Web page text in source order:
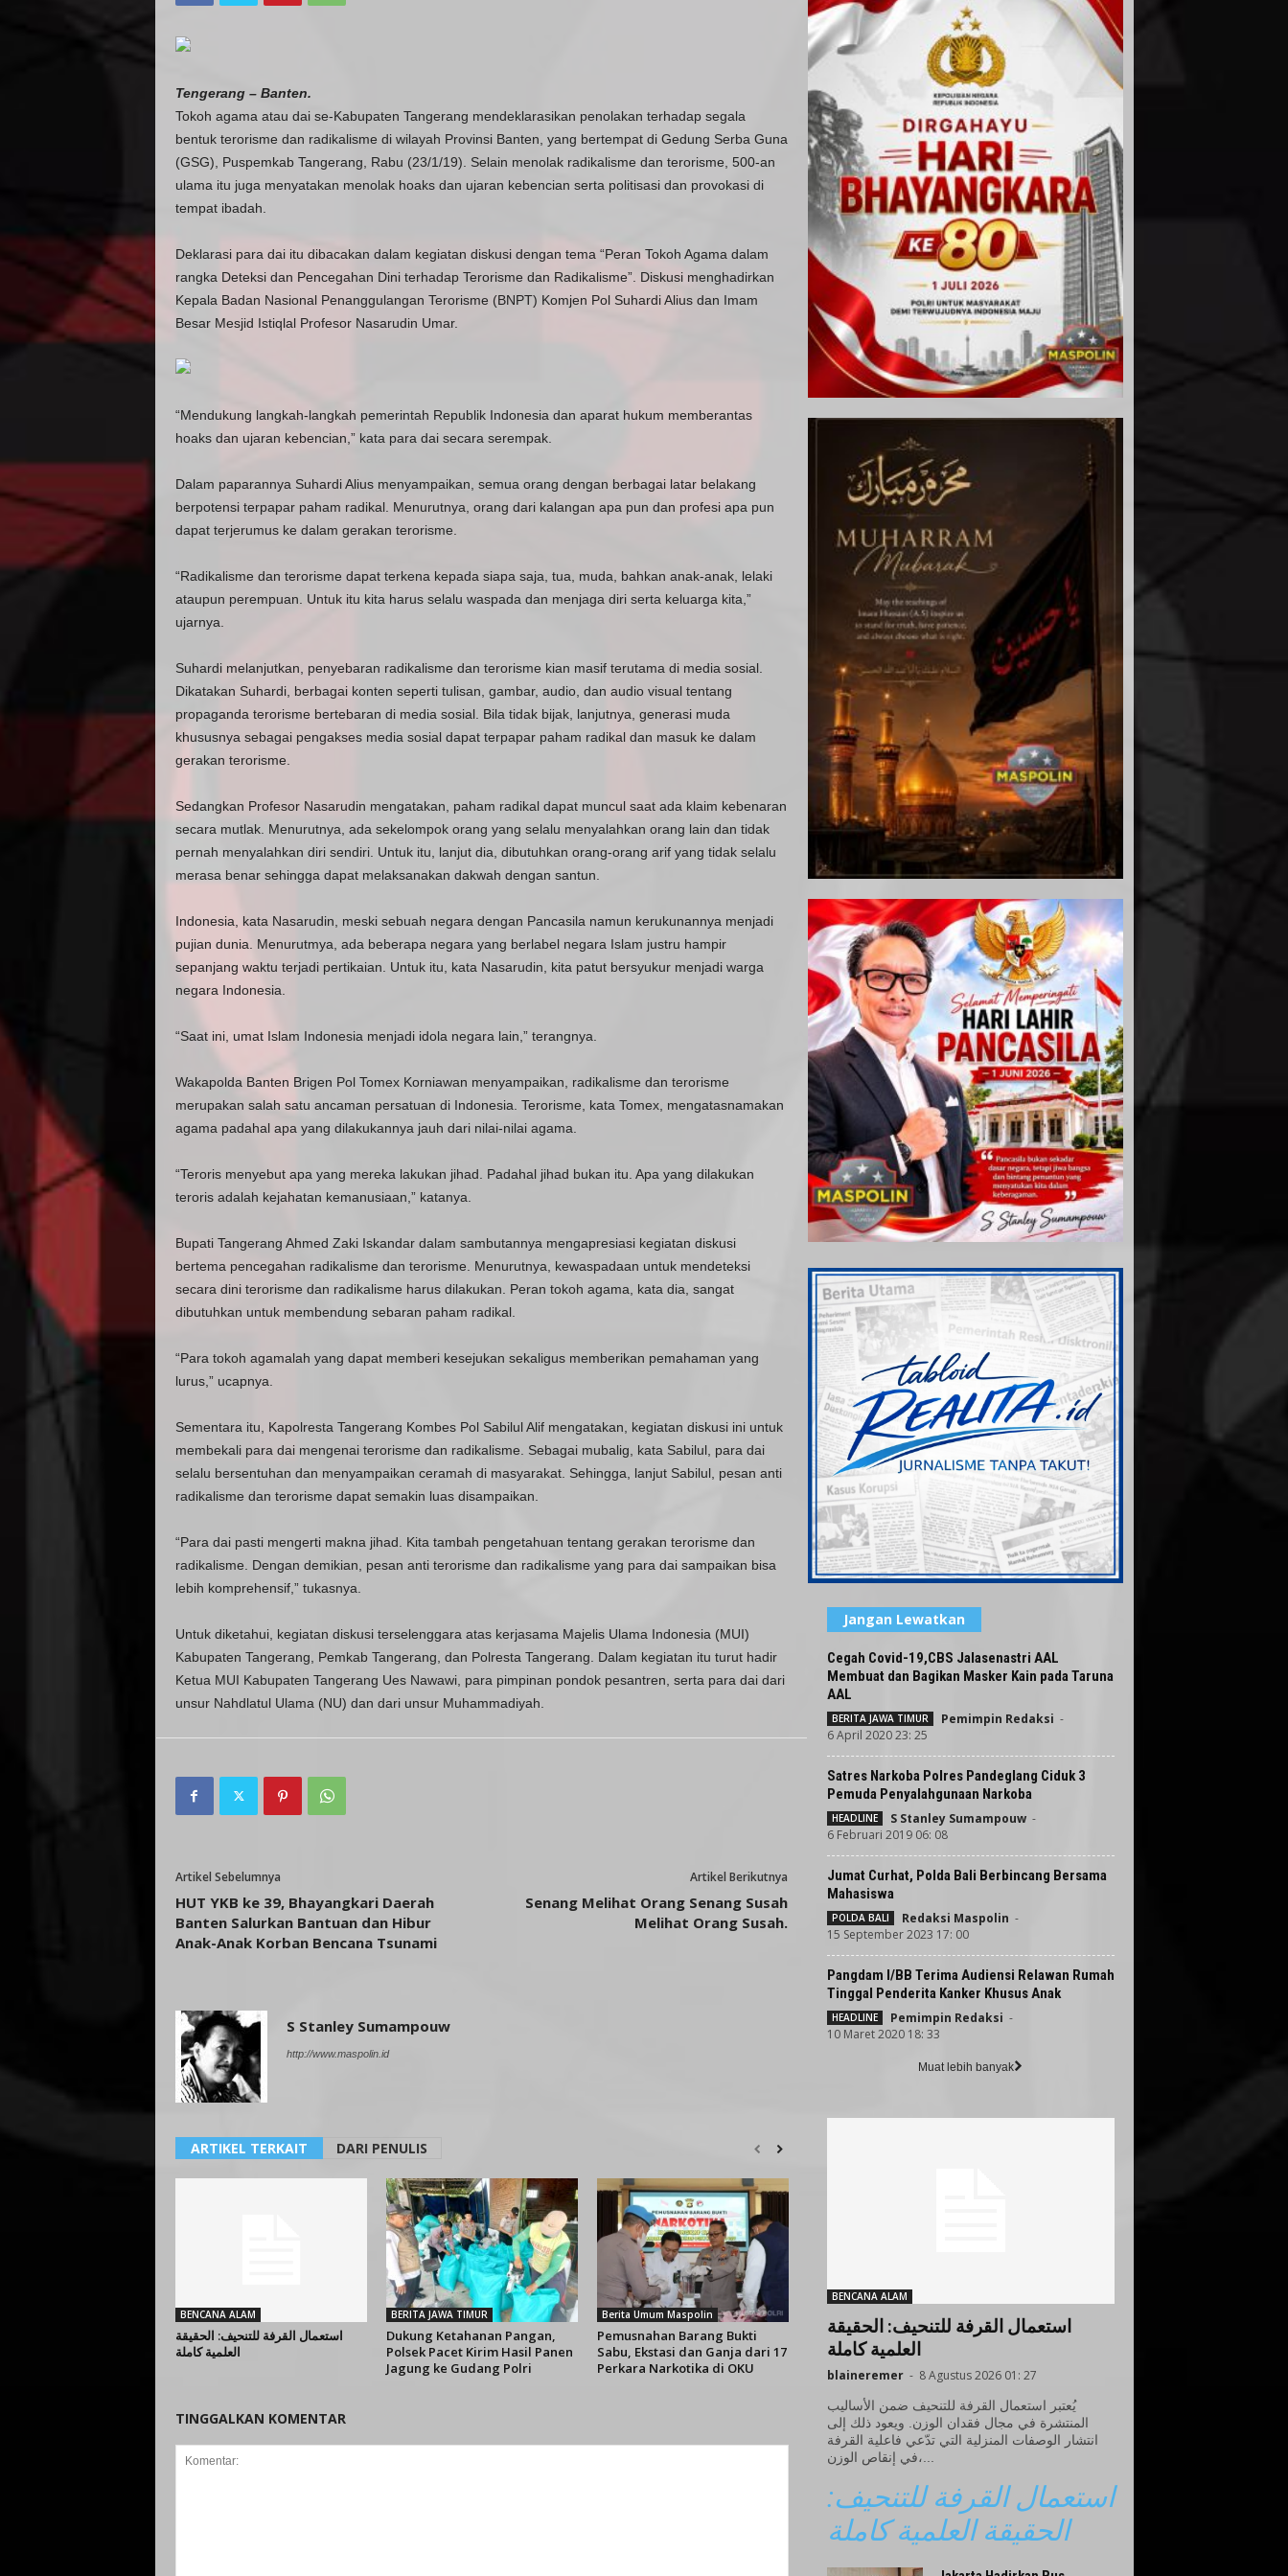
Tengerang – Banten.
Tokoh agama atau dai se-Kabupaten Tangerang mendeklarasikan penolakan terhadap segala
bentuk terorisme dan radikalisme di wilayah Provinsi Banten, yang bertempat di Gedung Serba Guna
(GSG), Puspemkab Tangerang, Rabu (23/1/19). Selain menolak radikalisme dan terorisme, 500-an
ulama itu juga menyatakan menolak hoaks dan ujaran kebencian serta politisasi dan provokasi di
tempat ibadah.
Deklarasi para dai itu dibacakan dalam kegiatan diskusi dengan tema “Peran Tokoh Agama dalam
rangka Deteksi dan Pencegahan Dini terhadap Terorisme dan Radikalisme”. Diskusi menghadirkan
Kepala Badan Nasional Penanggulangan Terorisme (BNPT) Komjen Pol Suhardi Alius dan Imam
Besar Mesjid Istiqlal Profesor Nasarudin Umar.
“Mendukung langkah-langkah pemerintah Republik Indonesia dan aparat hukum memberantas
hoaks dan ujaran kebencian,” kata para dai secara serempak.
Dalam paparannya Suhardi Alius menyampaikan, semua orang dengan berbagai latar belakang
berpotensi terpapar paham radikal. Menurutnya, orang dari kalangan apa pun dan profesi apa pun
dapat terjerumus ke dalam gerakan terorisme.
“Radikalisme dan terorisme dapat terkena kepada siapa saja, tua, muda, bahkan anak-anak, lelaki
ataupun perempuan. Untuk itu kita harus selalu waspada dan menjaga diri serta keluarga kita,”
ujarnya.
Suhardi melanjutkan, penyebaran radikalisme dan terorisme kian masif terutama di media sosial.
Dikatakan Suhardi, berbagai konten seperti tulisan, gambar, audio, dan audio visual tentang
propaganda terorisme bertebaran di media sosial. Bila tidak bijak, lanjutnya, generasi muda
khususnya sebagai pengakses media sosial dapat terpapar paham radikal dan masuk ke dalam
gerakan terorisme.
Sedangkan Profesor Nasarudin mengatakan, paham radikal dapat muncul saat ada klaim kebenaran
secara mutlak. Menurutnya, ada sekelompok orang yang selalu menyalahkan orang lain dan tidak
pernah menyalahkan diri sendiri. Untuk itu, lanjut dia, dibutuhkan orang-orang arif yang tidak selalu
merasa benar sehingga dapat melaksanakan dakwah dengan santun.
Indonesia, kata Nasarudin, meski sebuah negara dengan Pancasila namun kerukunannya menjadi
pujian dunia. Menurutmya, ada beberapa negara yang berlabel negara Islam justru hampir
sepanjang waktu terjadi pertikaian. Untuk itu, kata Nasarudin, kita patut bersyukur menjadi warga
negara Indonesia.
“Saat ini, umat Islam Indonesia menjadi idola negara lain,” terangnya.
Wakapolda Banten Brigen Pol Tomex Korniawan menyampaikan, radikalisme dan terorisme
merupakan salah satu ancaman persatuan di Indonesia. Terorisme, kata Tomex, mengatasnamakan
agama padahal apa yang dilakukannya jauh dari nilai-nilai agama.
“Teroris menyebut apa yang mereka lakukan jihad. Padahal jihad bukan itu. Apa yang dilakukan
teroris adalah kejahatan kemanusiaan,” katanya.
Bupati Tangerang Ahmed Zaki Iskandar dalam sambutannya mengapresiasi kegiatan diskusi
bertema pencegahan radikalisme dan terorisme. Menurutnya, kewaspadaan untuk mendeteksi
secara dini terorisme dan radikalisme harus dilakukan. Peran tokoh agama, kata dia, sangat
dibutuhkan untuk membendung sebaran paham radikal.
“Para tokoh agamalah yang dapat memberi kesejukan sekaligus memberikan pemahaman yang
lurus,” ucapnya.
Sementara itu, Kapolresta Tangerang Kombes Pol Sabilul Alif mengatakan, kegiatan diskusi ini untuk
membekali para dai mengenai terorisme dan radikalisme. Sebagai mubalig, kata Sabilul, para dai
selalu bersentuhan dan menyampaikan ceramah di masyarakat. Sehingga, lanjut Sabilul, pesan anti
radikalisme dan terorisme dapat semakin luas disampaikan.
“Para dai pasti mengerti makna jihad. Kita tambah pengetahuan tentang gerakan terorisme dan
radikalisme. Dengan demikian, pesan anti terorisme dan radikalisme yang para dai sampaikan bisa
lebih komprehensif,” tukasnya.
Untuk diketahui, kegiatan diskusi terselenggara atas kerjasama Majelis Ulama Indonesia (MUI)
Kabupaten Tangerang, Pemkab Tangerang, dan Polresta Tangerang. Dalam kegiatan itu turut hadir
Ketua MUI Kabupaten Tangerang Ues Nawawi, para pimpinan pondok pesantren, serta para dai dari
unsur Nahdlatul Ulama (NU) dan dari unsur Muhammadiyah.
Artikel Sebelumnya
HUT YKB ke 39, Bhayangkari Daerah
Banten Salurkan Bantuan dan Hibur
Anak-Anak Korban Bencana Tsunami
Artikel Berikutnya
Senang Melihat Orang Senang Susah
Melihat Orang Susah.
S Stanley Sumampouw
http://www.maspolin.id
ARTIKEL TERKAIT DARI PENULIS
BENCANA ALAM
استعمال القرفة للتنحيف: الحقيقة
العلمية كاملة
BERITA JAWA TIMUR
Dukung Ketahanan Pangan,
Polsek Pacet Kirim Hasil Panen
Jagung ke Gudang Polri
Berita Umum Maspolin
Pemusnahan Barang Bukti
Sabu, Ekstasi dan Ganja dari 17
Perkara Narkotika di OKU
TINGGALKAN KOMENTAR
Jangan Lewatkan
Cegah Covid-19,CBS Jalasenastri AAL
Membuat dan Bagikan Masker Kain pada Taruna
AAL
BERITA JAWA TIMUR Pemimpin Redaksi -
6 April 2020 23: 25
Satres Narkoba Polres Pandeglang Ciduk 3
Pemuda Penyalahgunaan Narkoba
HEADLINE S Stanley Sumampouw -
6 Februari 2019 06: 08
Jumat Curhat, Polda Bali Berbincang Bersama
Mahasiswa
POLDA BALI Redaksi Maspolin -
15 September 2023 17: 00
Pangdam I/BB Terima Audiensi Relawan Rumah
Tinggal Penderita Kanker Khusus Anak
HEADLINE Pemimpin Redaksi -
10 Maret 2020 18: 33
Muat lebih banyak
BENCANA ALAM
استعمال القرفة للتنحيف: الحقيقة
العلمية كاملة
blaineremer - 8 Agustus 2026 01: 27
يُعتبر استعمال القرفة للتنحيف ضمن الأساليب
المنتشرة في مجال فقدان الوزن. ويعود ذلك إلى
انتشار الوصفات المنزلية التي تدّعي فاعلية القرفة
في إنقاص الوزن،...
استعمال القرفة للتنحيف:
الحقيقة العلمية كاملة